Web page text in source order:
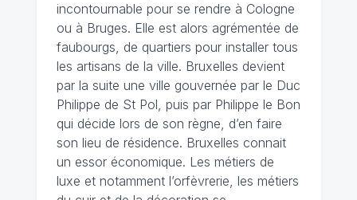
incontournable pour se rendre à Cologne
ou à Bruges. Elle est alors agrémentée de
faubourgs, de quartiers pour installer tous
les artisans de la ville. Bruxelles devient
par la suite une ville gouvernée par le Duc
Philippe de St Pol, puis par Philippe le Bon
qui décide lors de son règne, d’en faire
son lieu de résidence. Bruxelles connait
un essor économique. Les métiers de
luxe et notamment l’orfèvrerie, les métiers